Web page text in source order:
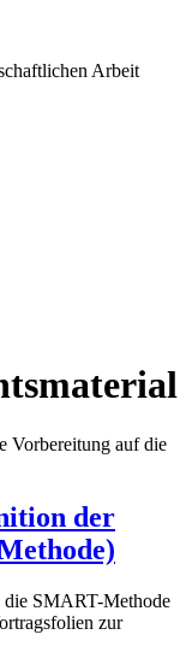
Arbeit
Vorbereitung auf die
der
die SMART-Methode
zur